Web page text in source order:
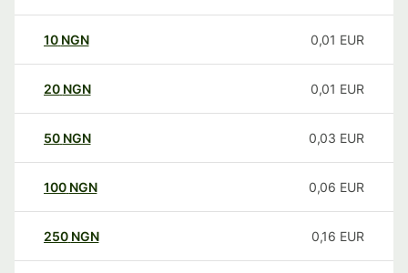
10 NGN 0,01 EUR
20 NGN 0,01 EUR
50 NGN 0,03 EUR
100 NGN 0,06 EUR
250 NGN 0,16 EUR